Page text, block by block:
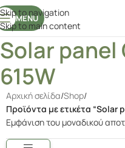
περιεχόμενο
Skip to navigation
Skip to main content
MENU
Solar panel
615W
Αρχική σελίδα/Shop/
Προϊόντα με ετικέτα “Solar
Εμφάνιση του μοναδικού